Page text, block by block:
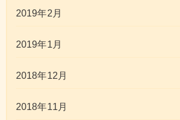
2019年2月
2019年1月
2018年12月
2018年11月